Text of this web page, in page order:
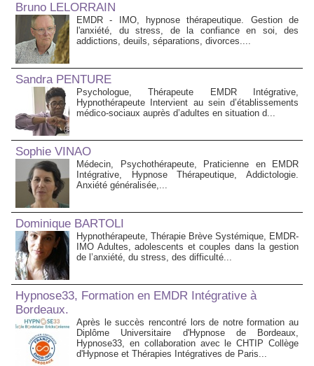
Bruno LELORRAIN
EMDR - IMO, hypnose thérapeutique. Gestion de
l'anxiété, du stress, de la confiance en soi, des
addictions, deuils, séparations, divorces....
Sandra PENTURE
Psychologue, Thérapeute EMDR Intégrative,
Hypnothérapeute Intervient au sein d’établissements
médico‑sociaux auprès d’adultes en situation d...
Sophie VINAO
Médecin, Psychothérapeute, Praticienne en EMDR
Intégrative, Hypnose Thérapeutique, Addictologie.
Anxiété généralisée,...
Dominique BARTOLI
Hypnothérapeute, Thérapie Brève Systémique, EMDR-
IMO Adultes, adolescents et couples dans la gestion
de l’anxiété, du stress, des difficulté...
Hypnose33, Formation en EMDR Intégrative à
Bordeaux.
Après le succès rencontré lors de notre formation au
Diplôme Universitaire d'Hypnose de Bordeaux,
Hypnose33, en collaboration avec le CHTIP Collège
d'Hypnose et Thérapies Intégratives de Paris...